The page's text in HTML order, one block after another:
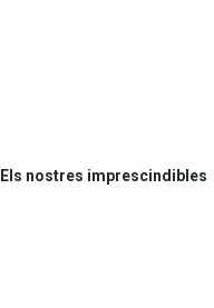
Els nostres imprescindibles